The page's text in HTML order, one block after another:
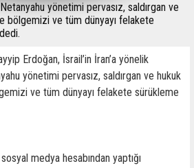
yönetimi pervasız, saldırgan ve
bölgemizi ve tüm dünyayı felakete
Erdoğan, İsrail’in İran’a yönelik
yönetimi pervasız, saldırgan ve hukuk
ve tüm dünyayı felakete sürükleme
medya hesabından yaptığı